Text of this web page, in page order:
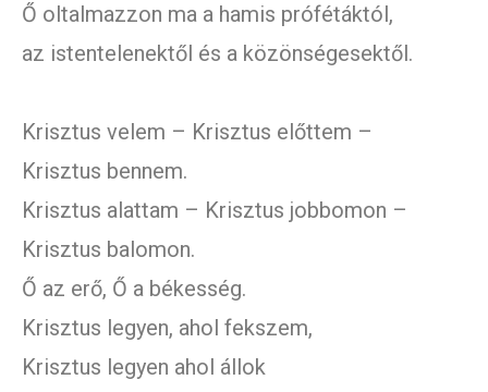
Ő oltalmazzon ma a hamis prófétáktól,
az istentelenektől és a közönségesektől.
Krisztus velem – Krisztus előttem –
Krisztus bennem.
Krisztus alattam – Krisztus jobbomon –
Krisztus balomon.
Ő az erő, Ő a békesség.
Krisztus legyen, ahol fekszem,
Krisztus legyen ahol állok